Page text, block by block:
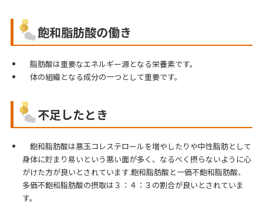
飽和脂肪酸の働き
脂肪酸は重要なエネルギー源となる栄養素です。
体の組織となる成分の一つとして重要です。
不足したとき
飽和脂肪酸は悪玉コレステロールを増やしたりや中性脂肪として
身体に貯まり易いという悪い面が多く、なるべく摂らないように心
がけた方が良いとされています.飽和脂肪酸と一価不飽和脂肪酸、
多価不飽和脂肪酸の摂取は３：４：３の割合が良いとされていま
す。